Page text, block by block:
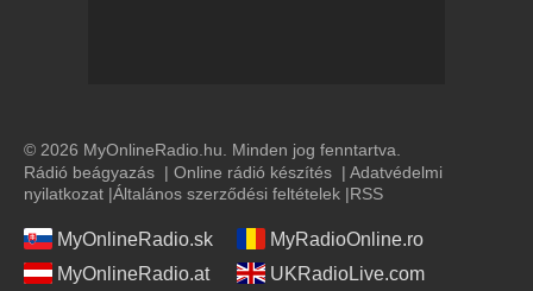
© 2026 MyOnlineRadio.hu. Minden jog fenntartva.
Rádió beágyazás | Online rádió készítés | Adatvédelmi
nyilatkozat |Általános szerződési feltételek |RSS
MyOnlineRadio.sk
MyRadioOnline.ro
MyOnlineRadio.at
UKRadioLive.com